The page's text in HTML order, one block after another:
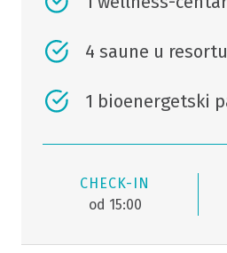
4 saune u resortu
1 bioenergetski
CHECK-IN
od 15:00